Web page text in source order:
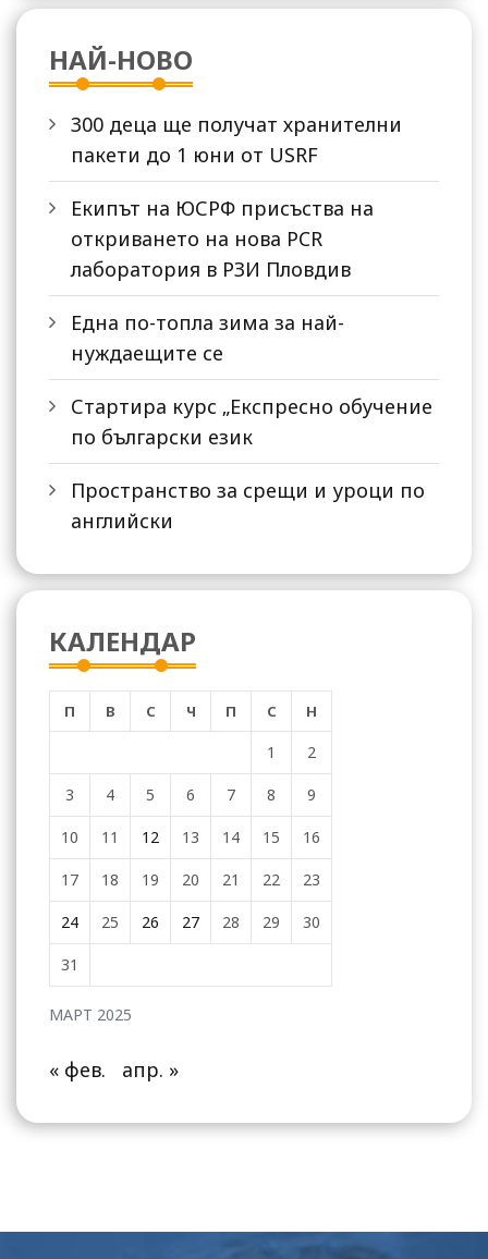
НАЙ-НОВО
300 деца ще получат хранителни
пакети до 1 юни от USRF
Екипът на ЮСРФ присъства на
откриването на нова PCR
лаборатория в РЗИ Пловдив
Една по-топла зима за най-
нуждаещите се
Стартира курс „Експресно обучение
по български език
Пространство за срещи и уроци по
английски
КАЛЕНДАР
МАРТ 2025
П В С Ч П С Н
1 2
3 4 5 6 7 8 9
10 11 12 13 14 15 16
17 18 19 20 21 22 23
24 25 26 27 28 29 30
31
« фев. апр. »